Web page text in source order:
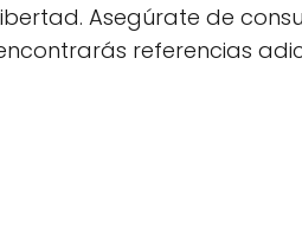
Asegúrate de
referencias